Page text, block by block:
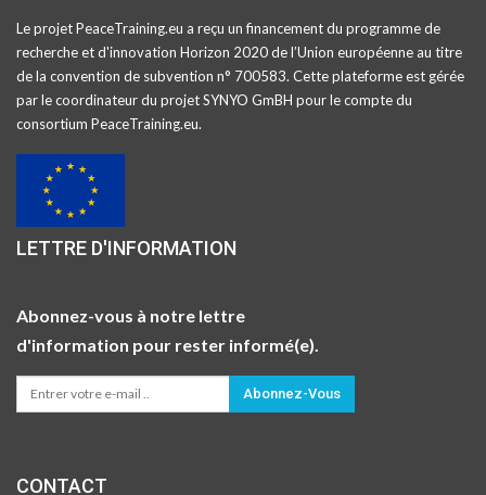
Le projet PeaceTraining.eu a reçu un financement du programme de
recherche et d'innovation Horizon 2020 de l’Union européenne au titre
de la convention de subvention n° 700583. Cette plateforme est gérée
par le coordinateur du projet SYNYO GmBH pour le compte du
consortium PeaceTraining.eu.
LETTRE D'INFORMATION
Abonnez-vous à notre lettre
d'information pour rester informé(e).
Abonnez-Vous
CONTACT